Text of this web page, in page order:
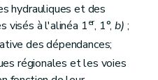
hydrauliques et des
visés à l'alinéa 1er, 1°,b) ;
des dépendances;
régionales et les voies